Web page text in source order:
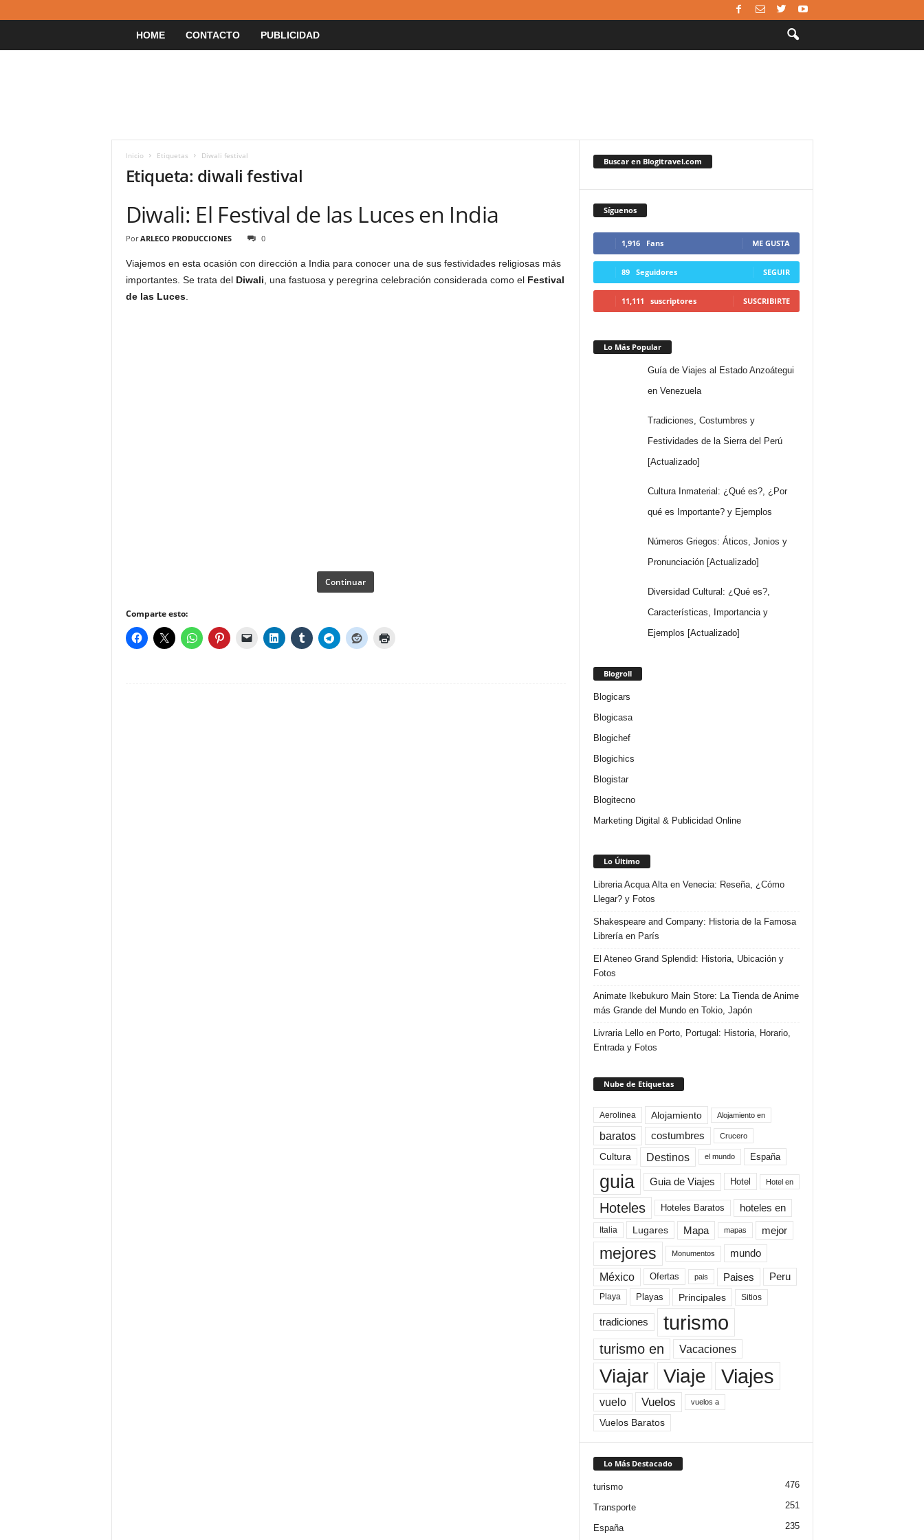
HOME CONTACTO PUBLICIDAD
Inicio Etiquetas Diwali festival
Etiqueta: diwali festival
Diwali: El Festival de las Luces en India
Por ARLECO PRODUCCIONES 0
Viajemos en esta ocasión con dirección a India para conocer una de sus festividades religiosas más
importantes. Se trata del Diwali , una fastuosa y peregrina celebración considerada como el Festival
de las Luces.
Continuar
Comparte esto:
Buscar en Blogitravel.com
Síguenos
1,916 Fans ME GUSTA
89 Seguidores SEGUIR
11,111 suscriptores SUSCRIBIRTE
Lo Más Popular
Guía de Viajes al Estado Anzoátegui
en Venezuela
Tradiciones, Costumbres y
Festividades de la Sierra del Perú
[Actualizado]
Cultura Inmaterial: ¿Qué es?, ¿Por
qué es Importante? y Ejemplos
Números Griegos: Áticos, Jonios y
Pronunciación [Actualizado]
Diversidad Cultural: ¿Qué es?,
Características, Importancia y
Ejemplos [Actualizado]
Blogroll
Blogicars
Blogicasa
Blogichef
Blogichics
Blogistar
Blogitecno
Marketing Digital & Publicidad Online
Lo Último
Libreria Acqua Alta en Venecia: Reseña, ¿Cómo
Llegar? y Fotos
Shakespeare and Company: Historia de la Famosa
Librería en París
El Ateneo Grand Splendid: Historia, Ubicación y
Fotos
Animate Ikebukuro Main Store: La Tienda de Anime
más Grande del Mundo en Tokio, Japón
Livraria Lello en Porto, Portugal: Historia, Horario,
Entrada y Fotos
Nube de Etiquetas
Aerolinea Alojamiento Alojamiento en
baratos costumbres Crucero
Cultura Destinos el mundo España
guia Guia de Viajes Hotel Hotel en
Hoteles Hoteles Baratos hoteles en
Italia Lugares Mapa mapas mejor
mejores Monumentos mundo
México Ofertas pais Paises Peru
Playa Playas Principales Sitios
tradiciones turismo
turismo en Vacaciones
Viajar Viaje Viajes
vuelo Vuelos vuelos a
Vuelos Baratos
Lo Más Destacado
turismo 476
Transporte 251
España 235